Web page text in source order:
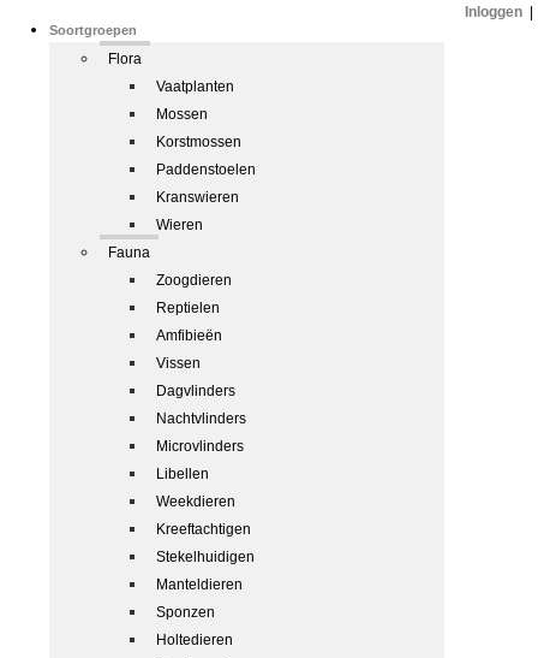
Soortgroepen
Flora
Vaatplanten
Mossen
Korstmossen
Paddenstoelen
Kranswieren
Wieren
Fauna
Zoogdieren
Reptielen
Amfibieën
Vissen
Dagvlinders
Nachtvlinders
Microvlinders
Libellen
Weekdieren
Kreeftachtigen
Stekelhuidigen
Manteldieren
Sponzen
Holtedieren
Inloggen